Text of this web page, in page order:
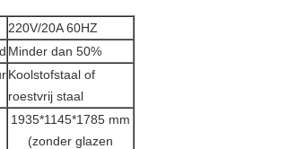
220V/20A 60HZ
Minder dan 50%
Koolstofstaal of
roestvrij staal
1935*1145*1785 mm
(zonder glazen